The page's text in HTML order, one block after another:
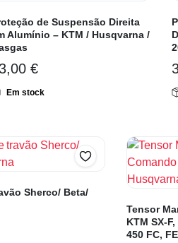
de Suspensão Direita
Alumínio – KTM / Husqvarna /
€
Em stock
Sherco/ Beta/
Tensor
KTM SX-
450 FC, FE